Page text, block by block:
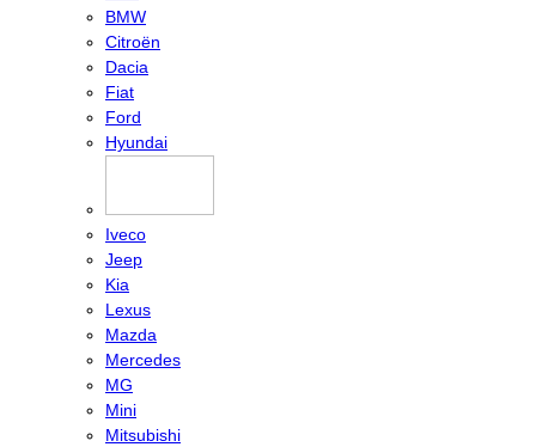
BMW
Citroën
Dacia
Fiat
Ford
Hyundai
Iveco
Jeep
Kia
Lexus
Mazda
Mercedes
MG
Mini
Mitsubishi